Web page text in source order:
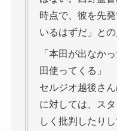
時点で、彼を先
いるはずだ」との
「本田が出なか
田使ってくる」
セルジオ越後さ
に対しては、ス
しく批判したり